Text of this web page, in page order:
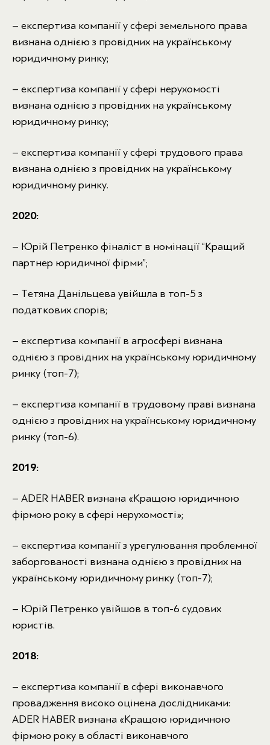
– експертиза компанії у сфері земельного права
визнана однією з провідних на українському
юридичному ринку;
– експертиза компанії у сфері нерухомості
визнана однією з провідних на українському
юридичному ринку;
– експертиза компанії у сфері трудового права
визнана однією з провідних на українському
юридичному ринку.
2020:
– Юрій Петренко фіналіст в номінації “Кращий
партнер юридичної фірми”;
– Тeтяна Данільцева увійшла в топ-5 з
податкових спорів;
– експертиза компанії в агросфері визнана
однією з провідних на українському юридичному
ринку (топ-7);
– експертиза компанії в трудовому праві визнана
однією з провідних на українському юридичному
ринку (топ-6).
2019:
– ADER HABER визнана «Кращою юридичною
фірмою року в сфері нерухомості»;
– експертиза компанії з урегулювання проблемної
заборгованості визнана однією з провідних на
українському юридичному ринку (топ-7);
– Юрій Петренко увійшов в топ-6 судових
юристів.
2018:
– експертиза компанії в сфері виконавчого
провадження високо оцінена дослідниками:
ADER HABER визнана «Кращою юридичною
фірмою року в області виконавчого